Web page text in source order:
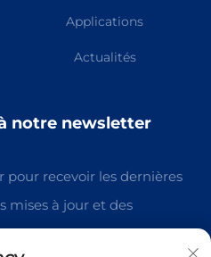
Applications
Actualités
notre newsletter
recevoir les dernières
mises à jour et des